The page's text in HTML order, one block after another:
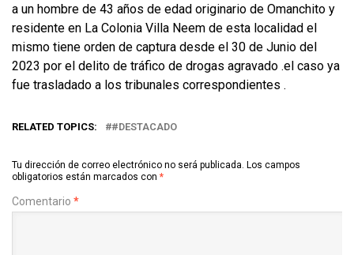
a un hombre de 43 años de edad originario de Omanchito y
residente en La Colonia Villa Neem de esta localidad el
mismo tiene orden de captura desde el 30 de Junio del
2023 por el delito de tráfico de drogas agravado .el caso ya
fue trasladado a los tribunales correspondientes .
RELATED TOPICS: #DESTACADO
Tu dirección de correo electrónico no será publicada. Los campos
obligatorios están marcados con *
Comentario *